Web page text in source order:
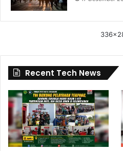
Recent Tech News